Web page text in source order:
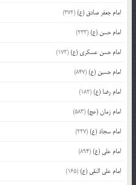
امام جعفر صادق (ع)(372)
امام حسن (ع)(233)
امام حسن عسکری (ع)(172)
امام حسین (ع)(847)
امام رضا (ع)(182)
امام زمان (عج)(583)
امام سجاد (ع)(227)
امام علی (ع)(894)
امام علی النقی (ع)(165)